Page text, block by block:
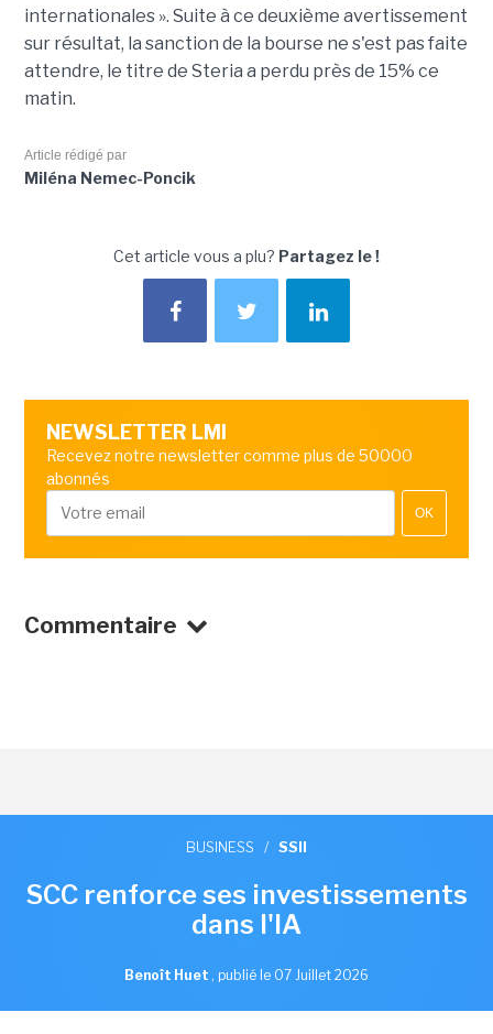
internationales ». Suite à ce deuxième avertissement
sur résultat, la sanction de la bourse ne s'est pas faite
attendre, le titre de Steria a perdu près de 15% ce
matin.
Article rédigé par
Miléna Nemec-Poncik
Cet article vous a plu? Partagez le !
NEWSLETTER LMI
Recevez notre newsletter comme plus de 50000
abonnés
OK
Commentaire
BUSINESS / SSII
SCC renforce ses investissements
dans l'IA
Benoît Huet , publié le 07 Juillet 2026